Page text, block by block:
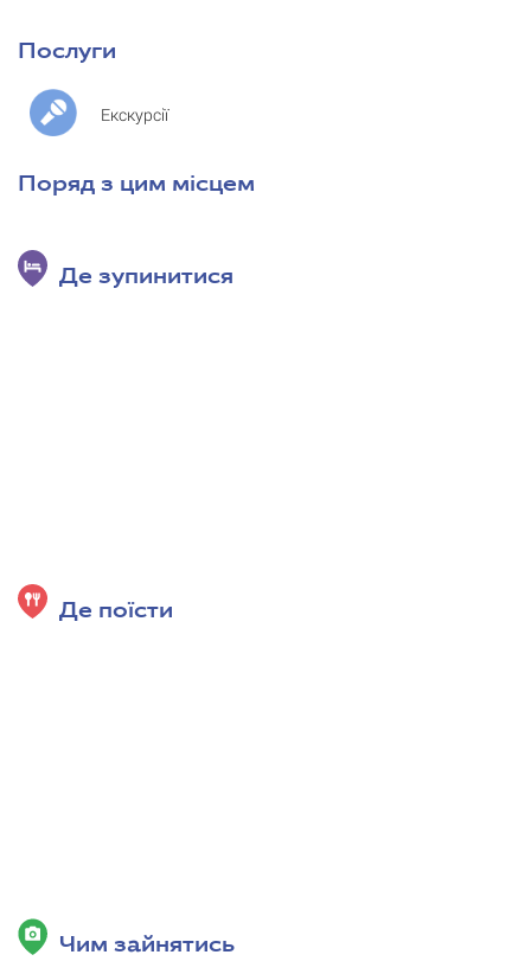
Послуги
Екскурсії
Поряд з цим місцем
Де зупинитися
Де поїсти
Чим зайнятись